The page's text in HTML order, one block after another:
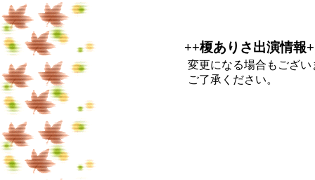
++榎ありさ出演情報
変更になる場合もござい
ご了承ください。